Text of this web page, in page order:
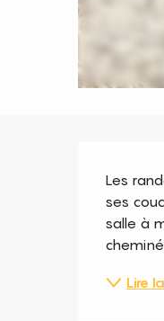
Les
ses
salle à
Lire